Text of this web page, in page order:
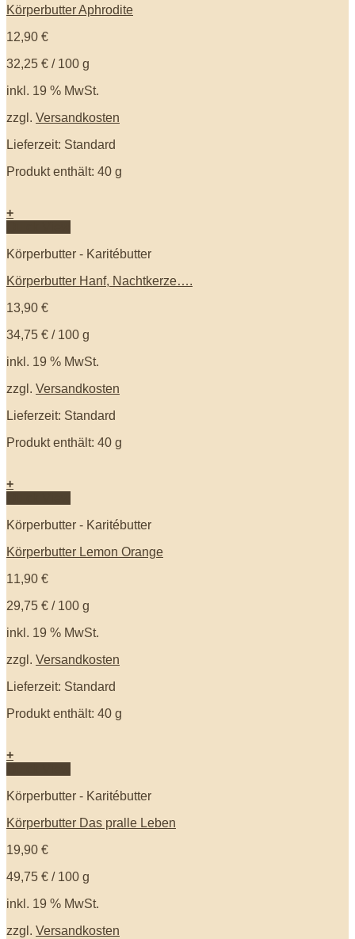
Körperbutter Aphrodite
12,90 €
32,25 € / 100 g
inkl. 19 % MwSt.
zzgl. Versandkosten
Lieferzeit: Standard
Produkt enthält: 40 g
+
Körperbutter - Karitébutter
Körperbutter Hanf, Nachtkerze….
13,90 €
34,75 € / 100 g
inkl. 19 % MwSt.
zzgl. Versandkosten
Lieferzeit: Standard
Produkt enthält: 40 g
+
Körperbutter - Karitébutter
Körperbutter Lemon Orange
11,90 €
29,75 € / 100 g
inkl. 19 % MwSt.
zzgl. Versandkosten
Lieferzeit: Standard
Produkt enthält: 40 g
+
Körperbutter - Karitébutter
Körperbutter Das pralle Leben
19,90 €
49,75 € / 100 g
inkl. 19 % MwSt.
zzgl. Versandkosten